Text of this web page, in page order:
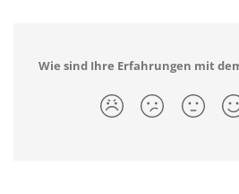
Wie sind Ihre Erfahrungen mit